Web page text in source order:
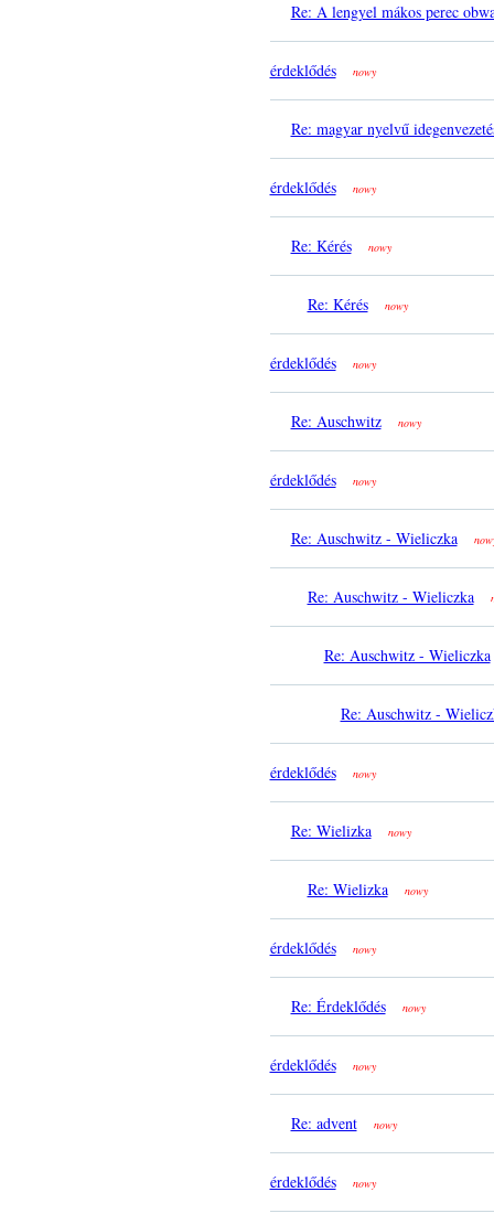
Re: A lengyel mákos perec
érdeklődés nowy
Re: magyar nyelvű
érdeklődés nowy
Re: Kérés nowy
Re: Kérés nowy
érdeklődés nowy
Re: Auschwitz nowy
érdeklődés nowy
Re: Auschwitz - Wieliczka
Re: Auschwitz - Wieliczka
Re: Auschwitz - Wieliczka
Re: Auschwitz -
érdeklődés nowy
Re: Wielizka nowy
Re: Wielizka nowy
érdeklődés nowy
Re: Érdeklődés nowy
érdeklődés nowy
Re: advent nowy
érdeklődés nowy